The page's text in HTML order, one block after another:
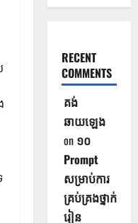
RECENT
COMMENTS
គង់
ឆាយឡេង
on ១០
Prompt
សម្រាប់ការ
គ្រប់គ្រងថ្នាក់
រៀន